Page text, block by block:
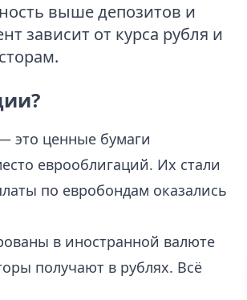
выше депозитов и
зависит от курса рубля и
это ценные бумаги
еврооблигаций. Их стали
по евробондам оказались
в иностранной валюте
получают в рублях. Всё